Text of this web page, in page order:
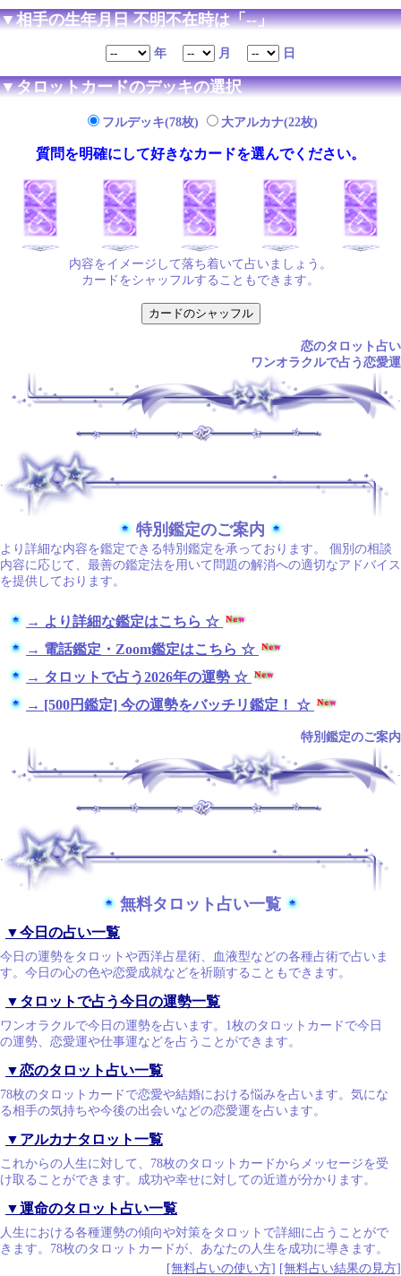
▼相手の生年月日 不明不在時は「--」
年 月 日
▼タロットカードのデッキの選択
フルデッキ(78枚) 大アルカナ(22枚)
質問を明確にして好きなカードを選んでください。
内容をイメージして落ち着いて占いましょう。
カードをシャッフルすることもできます。
恋のタロット占い
ワンオラクルで占う恋愛運
特別鑑定のご案内
より詳細な内容を鑑定できる特別鑑定を承っております。 個別の相談
内容に応じて、最善の鑑定法を用いて問題の解消への適切なアドバイス
を提供しております。
→ より詳細な鑑定はこちら ☆
→ 電話鑑定・Zoom鑑定はこちら ☆
→ タロットで占う2026年の運勢 ☆
→ [500円鑑定] 今の運勢をバッチリ鑑定！ ☆
特別鑑定のご案内
無料タロット占い一覧
▼今日の占い一覧
今日の運勢をタロットや西洋占星術、血液型などの各種占術で占いま
す。今日の心の色や恋愛成就などを祈願することもできます。
▼タロットで占う今日の運勢一覧
ワンオラクルで今日の運勢を占います。1枚のタロットカードで今日
の運勢、恋愛運や仕事運などを占うことができます。
▼恋のタロット占い一覧
78枚のタロットカードで恋愛や結婚における悩みを占います。気にな
る相手の気持ちや今後の出会いなどの恋愛運を占います。
▼アルカナタロット一覧
これからの人生に対して、78枚のタロットカードからメッセージを受
け取ることができます。成功や幸せに対しての近道が分かります。
▼運命のタロット占い一覧
人生における各種運勢の傾向や対策をタロットで詳細に占うことがで
きます。78枚のタロットカードが、あなたの人生を成功に導きます。
[無料占いの使い方] [無料占い結果の見方]